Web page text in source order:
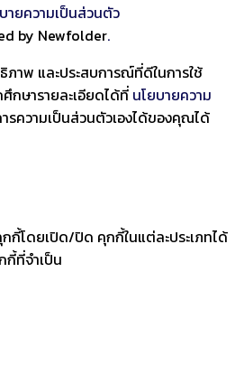
ายความเป็นส่วนตัว
by Newfolder.
าพ และประสบการณ์ที่ดีในการใช้
กษารายละเอียดได้ที่ นโยบายความ
รความเป็นส่วนตัวเองได้ของคุณได้
กี้โดยเปิด/ปิด คุกกี้ในแต่ละประเภทได้
กี้ที่จำเป็น